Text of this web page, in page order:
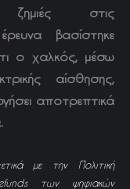
ζημιές στις
βασίστηκε
ο χαλκός, μέσω
αίσθησης,
αποτρεπτικά
με την Πολιτική
των ψηφιακών